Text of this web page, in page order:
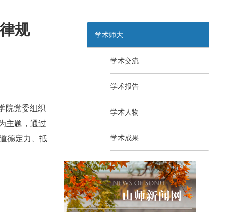
规
院党委组织
主题，通过
德定力、抵
学术师大
学术交流
学术报告
学术人物
学术成果